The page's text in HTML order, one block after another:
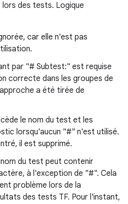
des tests. Logique
car elle n'est pas
par "# Subtest:" est requise
correcte dans les groupes de
a été tirée de
le nom du test et les
lorsqu'aucun "#" n'est utilisé.
il est supprimé.
du test peut contenir
à l'exception de "#". Cela
problème lors de la
des tests TF. Pour l'instant,